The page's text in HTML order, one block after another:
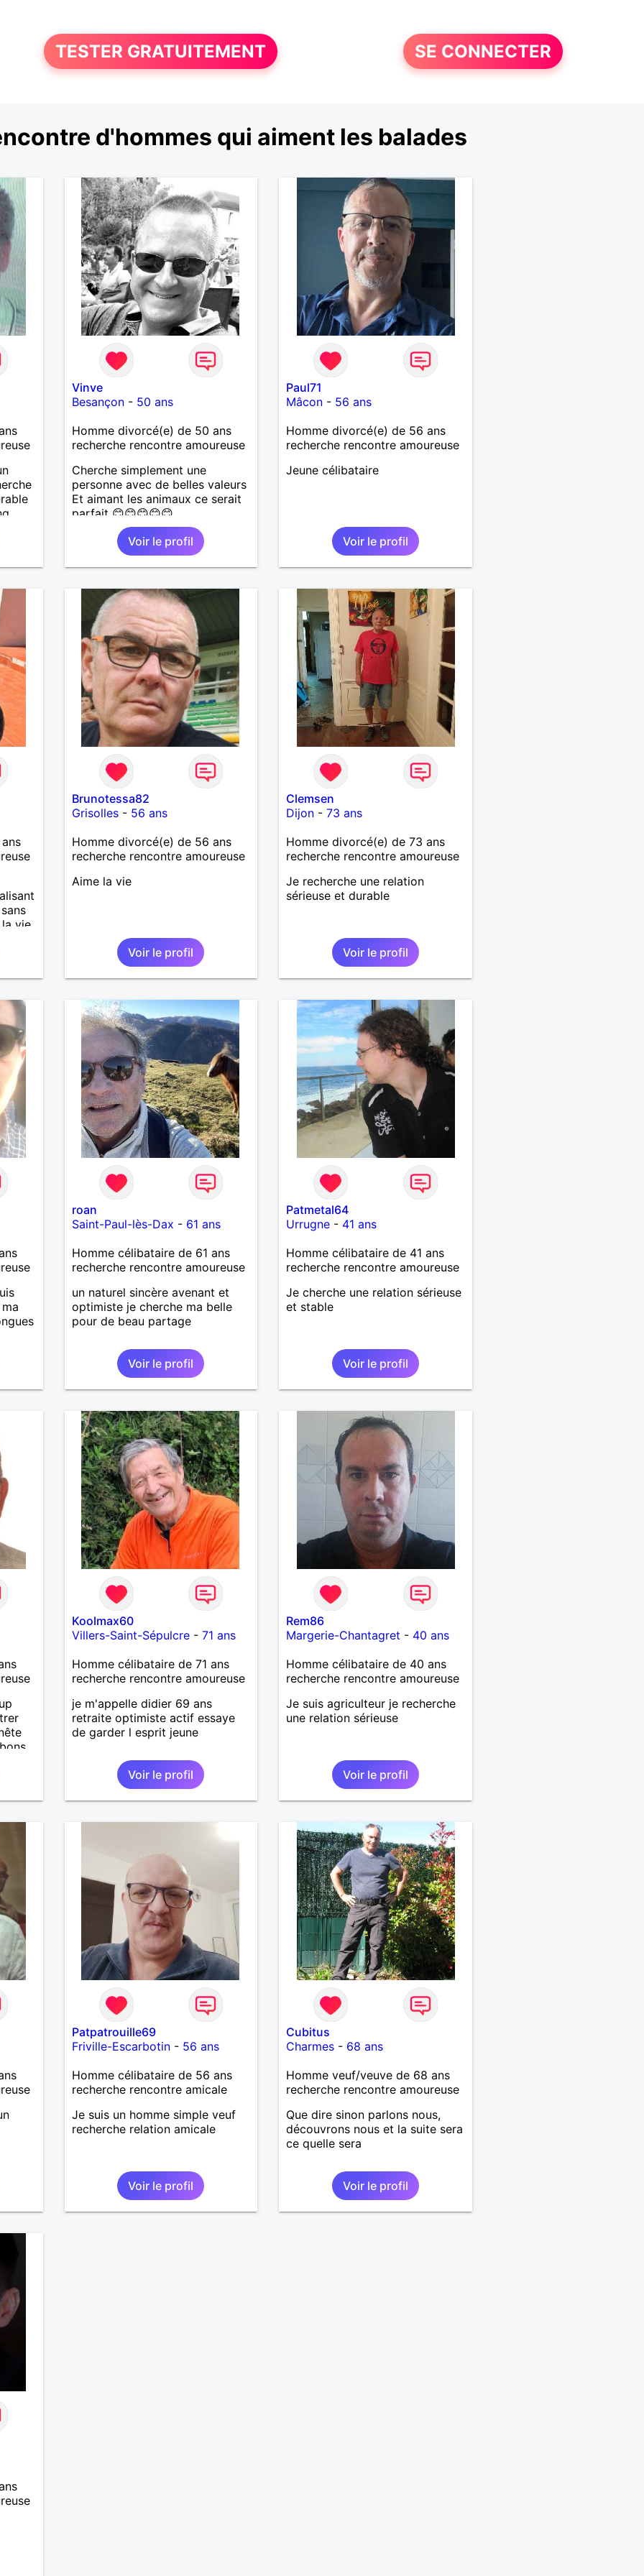
TESTER GRATUITEMENT SE CONNECTER
d'hommes qui aiment les balades
de
Vinve
Besançon- 50 ans
Homme divorcé(e) de 50 ans
recherche rencontre amoureuse
Cherche simplement une
personne avec de belles valeurs
Et aimant les animaux ce serait
parfait 😊😊😊😊😊
Voir le profil
Paul71
Mâcon - 56 ans
Homme divorcé(e) de 56 ans
recherche rencontre amoureuse
Jeune célibataire
Voir le profil
vie.
vie
la
pas
me
le
je
En
Brunotessa82
Grisolles- 56 ans
Homme divorcé(e) de 56 ans
recherche rencontre amoureuse
Aime la vie
Voir le profil
Clemsen
Dijon -73 ans
Homme divorcé(e) de 73 ans
recherche rencontre amoureuse
Je recherche une relation
sérieuse et durable
Voir le profil
que
et
le
roan
Saint-Paul-lès-Dax - 61 ans
Homme célibataire de 61 ans
recherche rencontre amoureuse
un naturel sincère avenant et
optimiste je cherche ma belle
pour de beau partage
Voir le profil
Patmetal64
Urrugne - 41 ans
Homme célibataire de 41 ans
recherche rencontre amoureuse
Je cherche une relation sérieuse
et stable
Voir le profil
se
Koolmax60
Villers-Saint-Sépulcre- 71 ans
Homme célibataire de 71 ans
recherche rencontre amoureuse
je m'appelle didier 69 ans
retraite optimiste actif essaye
de garder l esprit jeune
Voir le profil
Rem86
Margerie-Chantagret - 40 ans
Homme célibataire de 40 ans
recherche rencontre amoureuse
Je suis agriculteur je recherche
une relation sérieuse
Voir le profil
Patpatrouille69
Friville-Escarbotin- 56 ans
Homme célibataire de 56 ans
recherche rencontre amicale
Je suis un homme simple veuf
recherche relation amicale
Voir le profil
Cubitus
Charmes - 68 ans
Homme veuf/veuve de 68 ans
recherche rencontre amoureuse
Que dire sinon parlons nous,
découvrons nous et la suite sera
ce quelle sera
Voir le profil